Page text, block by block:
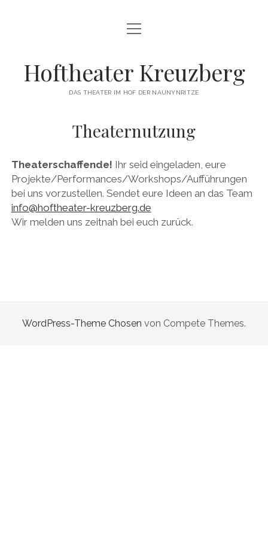
HOME
ARCHIV
KONTAKT
DATENSCHUTZ
THEATERNUTZUNG
Menü
öffnen
Hoftheater Kreuzberg
DAS THEATER IM HOF DER NAUNYNRITZE
Theaternutzung
Theaterschaffende! Ihr seid eingeladen, eure
Projekte/Performances/Workshops/Aufführungen
bei uns vorzustellen. Sendet eure Ideen an das Team
info@hoftheater-kreuzberg.de
Wir melden uns zeitnah bei euch zurück.
WordPress-Theme Chosen von Compete Themes.